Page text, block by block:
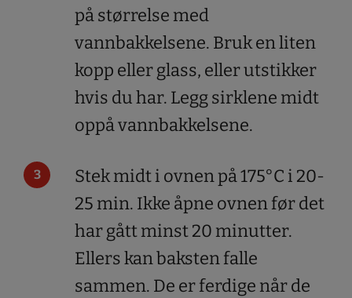
på størrelse med
vannbakkelsene. Bruk en liten
kopp eller glass, eller utstikker
hvis du har. Legg sirklene midt
oppå vannbakkelsene.
Stek midt i ovnen på 175°C i 20-
25 min. Ikke åpne ovnen før det
har gått minst 20 minutter.
Ellers kan baksten falle
sammen. De er ferdige når de